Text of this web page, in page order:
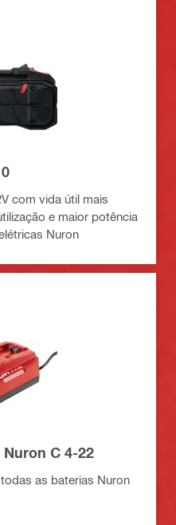
com vida útil mais
e maior potência
Nuron
C 4-22
as baterias Nuron